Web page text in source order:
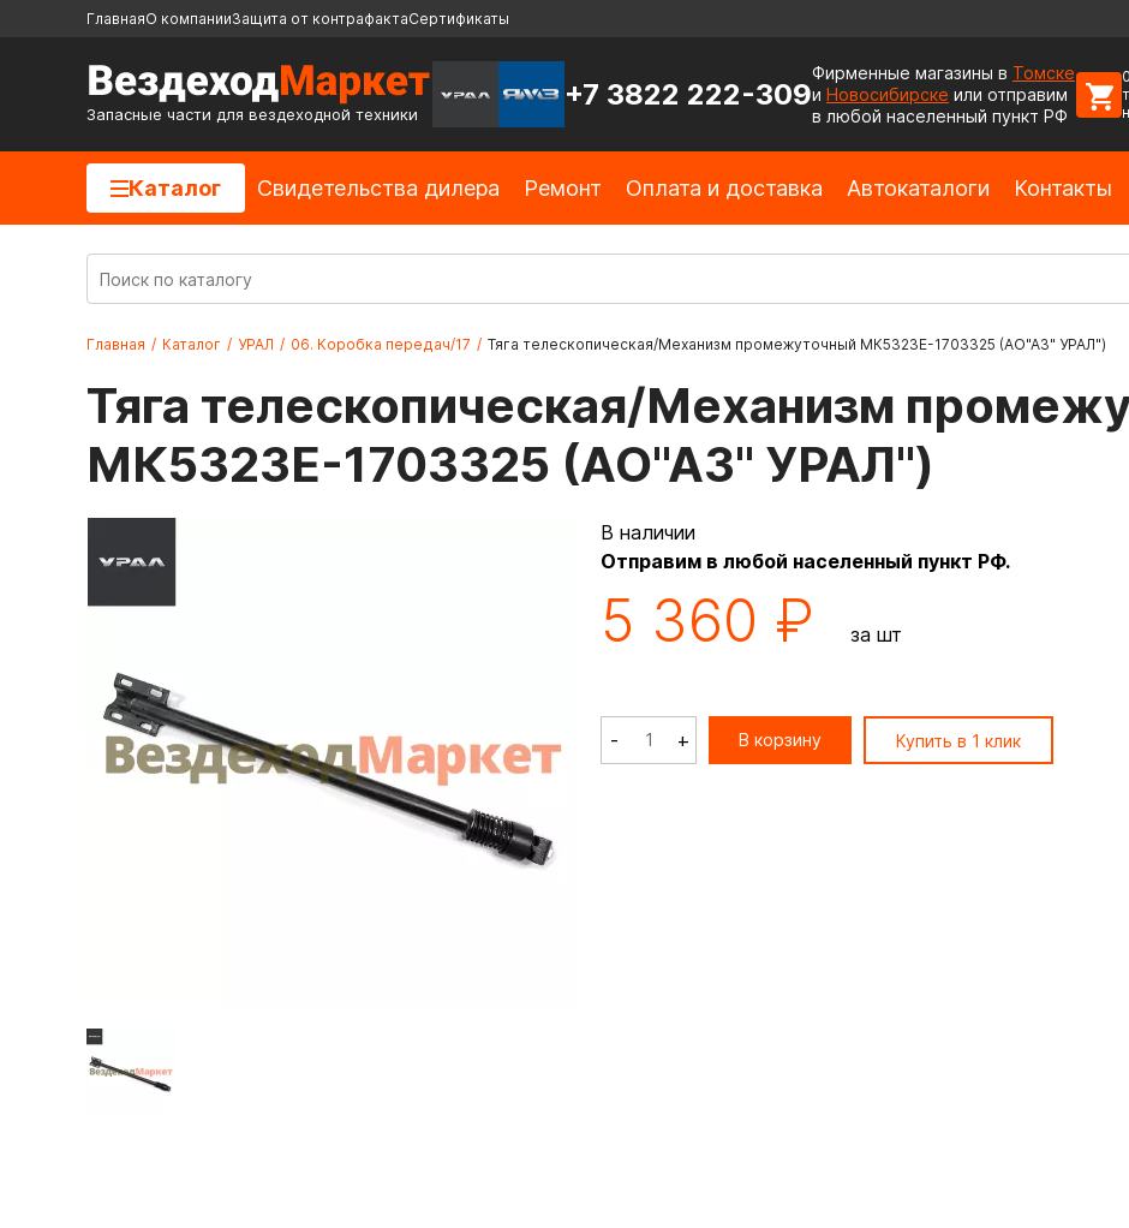
ГлавнаяО компанииЗащита от контрафактаСертификаты
Запасные части для вездеходной техники
+7 3822 222-309
Фирменные магазины в Томске
и Новосибирске или отправим
в любой населенный пункт РФ
0
Каталог Cвидетельства дилера Ремонт Оплата и доставка Автокаталоги Контакты
Главная / Каталог / УРАЛ / 06. Коробка передач/17 / Тяга телескопическая/Механизм промежуточный МК5323Е-1703325 (АО"АЗ" УРАЛ")
Тяга телескопическая/Механизм
МК5323Е-1703325 (АО"АЗ" УРАЛ")
В наличии
Отправим в любой населенный пункт РФ.
5 360 ₽ за шт
- + В корзину Купить в 1 клик